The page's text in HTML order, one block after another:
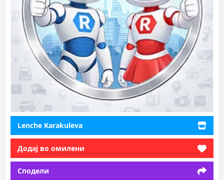
Lenche Karakuleva
Додај во омилени
Сподели